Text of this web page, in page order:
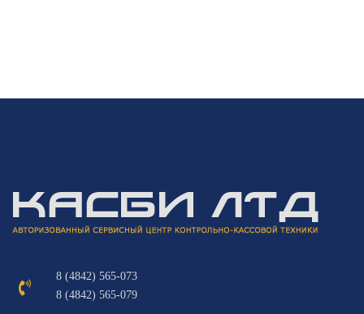
8 (4842) 565-073
8 (4842) 565-079